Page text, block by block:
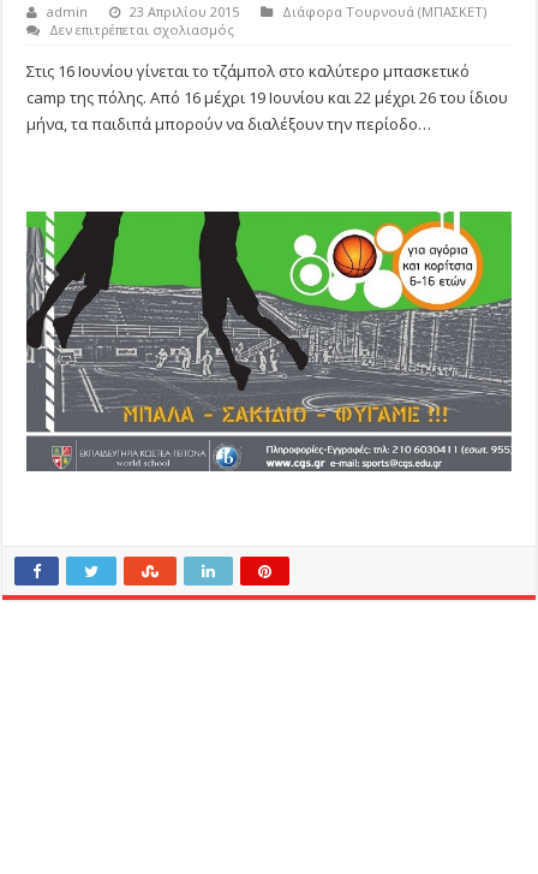
admin 23 Απριλίου 2015
Διάφορα Τουρνουά (ΜΠΑΣΚΕΤ)
Δεν επιτρέπεται σχολιασμόςστο
ΜΠΟΥΝΤΟΥΡΗΣ
BASKETBALL
DAY
CAMP»
Στις 16 Ιουνίου γίνεται το τζάμπολ στο καλύτερο μπασκετικό
camp της πόλης.Από 16 μέχρι 19 Ιουνίου και 22 μέχρι 26 του ίδιου
μήνα, τα παιδιπά μπορούν να διαλέξουν την περίοδο…